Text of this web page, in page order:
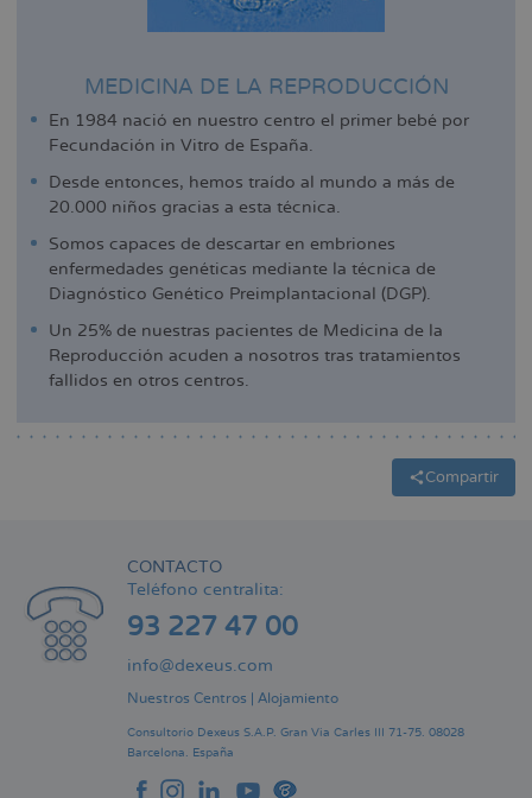
MEDICINA DE LA REPRODUCCIÓN
En 1984 nació en nuestro centro el primer bebé por
Fecundación in Vitro de España.
Desde entonces, hemos traído al mundo a más de
20.000 niños gracias a esta técnica.
Somos capaces de descartar en embriones
enfermedades genéticas mediante la técnica de
Diagnóstico Genético Preimplantacional (DGP).
Un 25% de nuestras pacientes de Medicina de la
Reproducción acuden a nosotros tras tratamientos
fallidos en otros centros.
Compartir
CONTACTO
Teléfono centralita:
93 227 47 00
info@dexeus.com
Nuestros Centros Alojamiento
Consultorio Dexeus S.A.P. Gran Via Carles III 71-75. 08028
Barcelona. España